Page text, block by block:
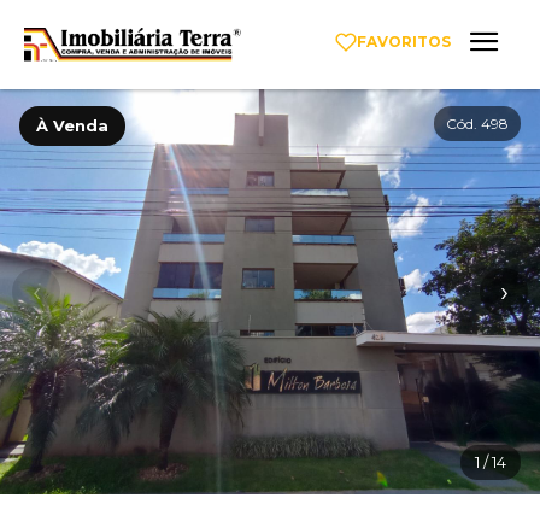
FAVORITOS
À Venda Cód. 498
‹ ›
1 / 14